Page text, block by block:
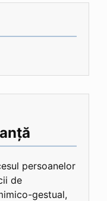
persoanelor
de
gestual,